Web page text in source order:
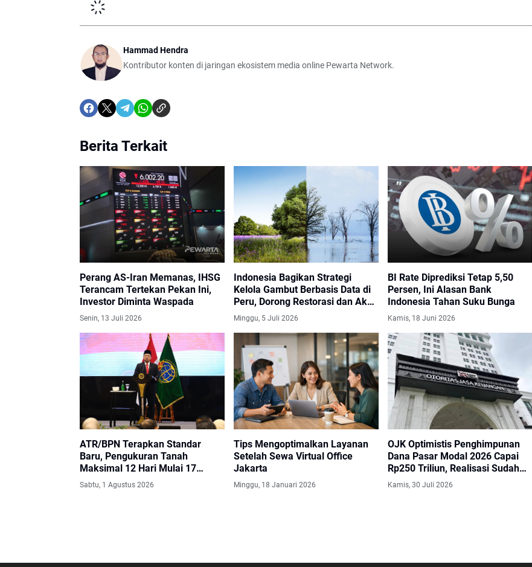
Hammad Hendra
Kontributor konten di jaringan ekosistem media online Pewarta Network.
Berita Terkait
Perang AS-Iran Memanas, IHSG
Terancam Tertekan Pekan Ini,
Investor Diminta Waspada
Senin, 13 Juli 2026
Indonesia Bagikan Strategi
Kelola Gambut Berbasis Data di
Peru, Dorong Restorasi dan Aksi
Iklim Berkelanjutan
Minggu, 5 Juli 2026
BI Rate Diprediksi Tetap 5,50
Persen, Ini Alasan Bank
Indonesia Tahan Suku Bunga
Kamis, 18 Juni 2026
ATR/BPN Terapkan Standar
Baru, Pengukuran Tanah
Maksimal 12 Hari Mulai 17
Agustus 2026
Sabtu, 1 Agustus 2026
Tips Mengoptimalkan Layanan
Setelah Sewa Virtual Office
Jakarta
Minggu, 18 Januari 2026
OJK Optimistis Penghimpunan
Dana Pasar Modal 2026 Capai
Rp250 Triliun, Realisasi Sudah
Tembus Rp125,74 Triliun
Kamis, 30 Juli 2026